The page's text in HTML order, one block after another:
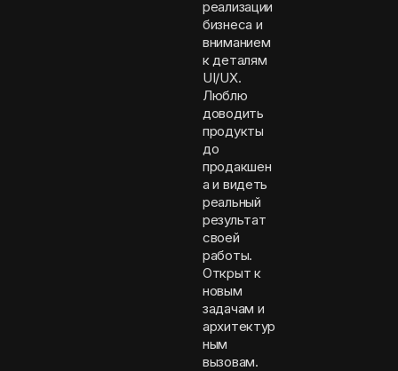
реализации
бизнеса и
вниманием
к деталям
UI/UX.
Люблю
доводить
продукты
до
продакшен
а и видеть
реальный
результат
своей
работы.
Открыт к
новым
задачам и
архитектур
ным
вызовам.